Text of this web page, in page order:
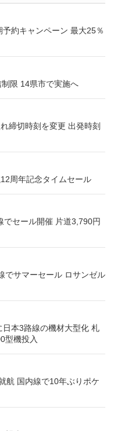
約キャンペーン 最大25％
限 14県市で実施へ
締切時刻を変更 出発時刻
周年記念タイムセール
でセール開催 片道3,790円
でサマーセール ロサンゼル
本3路線の機材大型化 札
型機投入
航 国内線で10年ぶりポケ